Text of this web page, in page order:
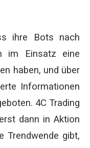
ihre Bots nach
im Einsatz eine
haben, und über
Informationen
4C Trading
dann in Aktion
Trendwende gibt,